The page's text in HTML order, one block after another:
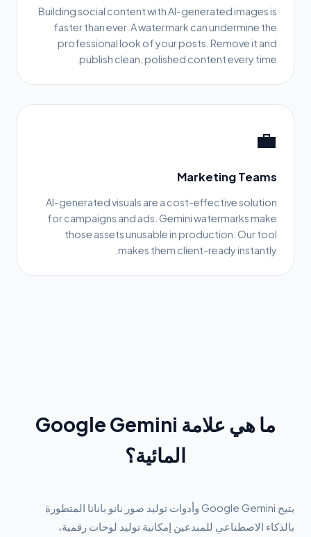
Building social content with AI-generated images is
faster than ever. A watermark can undermine the
professional look of your posts. Remove it and
publish clean, polished content every time.
💼
Marketing Teams
AI-generated visuals are a cost-effective solution
for campaigns and ads. Gemini watermarks make
those assets unusable in production. Our tool
makes them client-ready instantly.
ما هي علامة Google Gemini
المائية؟
يتيح Google Gemini وأدوات توليد صور نانو بانانا المتطورة
بالذكاء الاصطناعي للمبدعين إمكانية توليد لوحات رقمية،